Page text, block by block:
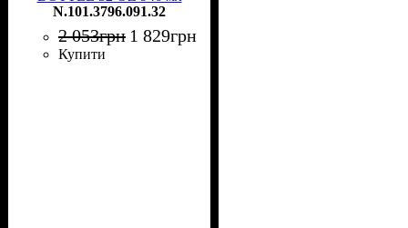
чорна N.101.3796.091.32
N.101.3796.091.32
2 053грн 1 829грн
Купити